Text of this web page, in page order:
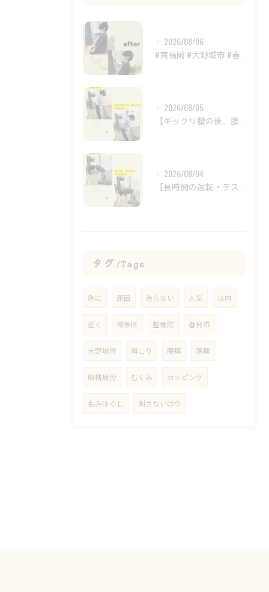
2026/08/06
2026/08/05
2026/08/04
タグ Tags
急に 原因 治らない 人気 以内
近く 博多区 整骨院 春日市
大野城市 肩こり 腰痛 頭痛
眼精疲労 むくみ カッピング
もみほぐし 刺さないはり